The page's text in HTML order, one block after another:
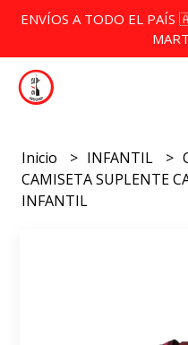
ENVÍOS A TODO EL PAÍS
Inicio INFANTIL
CAMISETA SUPLENTE
INFANTIL